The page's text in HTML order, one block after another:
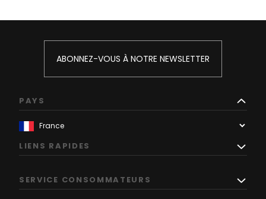
ABONNEZ-VOUS À NOTRE NEWSLETTER
PAYS
LIENS RAPIDES
SERVICE CONSOMMATEURS